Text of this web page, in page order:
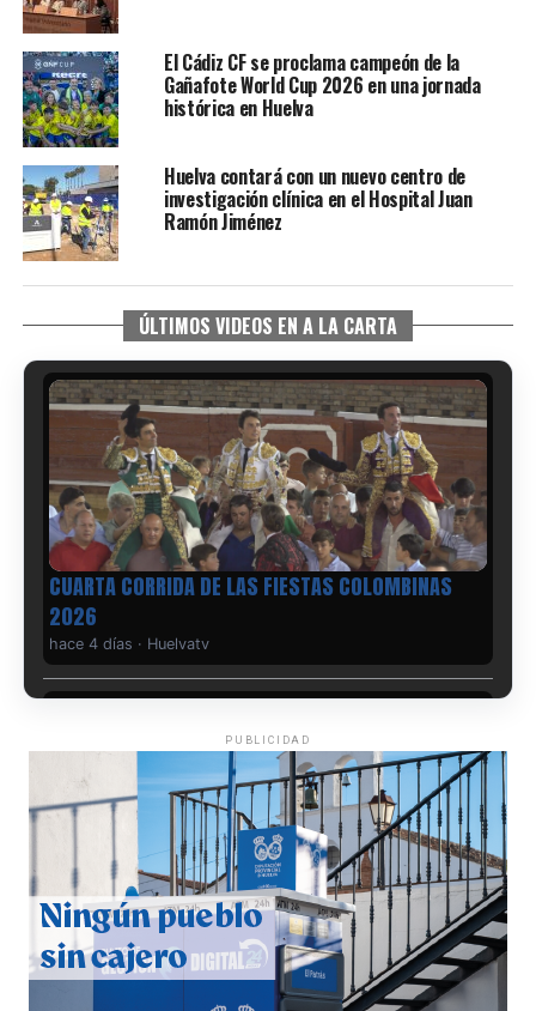
El Cádiz CF se proclama campeón de la
Gañafote World Cup 2026 en una jornada
histórica en Huelva
Huelva contará con un nuevo centro de
investigación clínica en el Hospital Juan
Ramón Jiménez
ÚLTIMOS VIDEOS EN A LA CARTA
CUARTA CORRIDA DE LAS FIESTAS COLOMBINAS
2026
hace 4 días · Huelvatv
4º DÍA DE LAS FIESTAS COLOMBINAS 2026
hace 4 días·Huelvatv
PUBLICIDAD